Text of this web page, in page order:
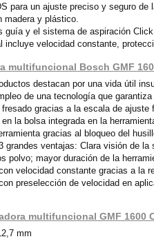
para un ajuste preciso y seguro de
madera y plástico.
guía y el sistema de aspiración
incluye velocidad constante,
multifuncional Bosch GMF
destacan por una vida útil
de una tecnología que garantiza
gracias a la escala de ajuste
la bolsa integrada en la
gracias al bloqueo del
grandes ventajas: Clara visión de
polvo; mayor duración de la
velocidad constante gracias a la
preselección de velocidad en
multifuncional GMF 1600
mm